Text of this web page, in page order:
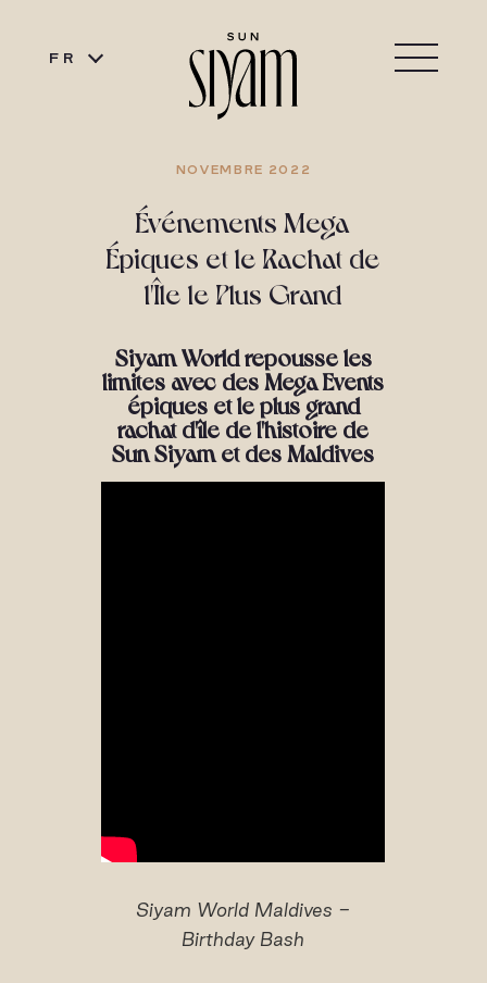
FR
NOVEMBRE 2022
Événements Mega
Épiques et le Rachat de
l'Île le Plus Grand
Siyam World repousse les
limites avec des Mega Events
épiques et le plus grand
rachat d'île de l'histoire de
Sun Siyam et des Maldives
Siyam World Maldives -
Birthday Bash